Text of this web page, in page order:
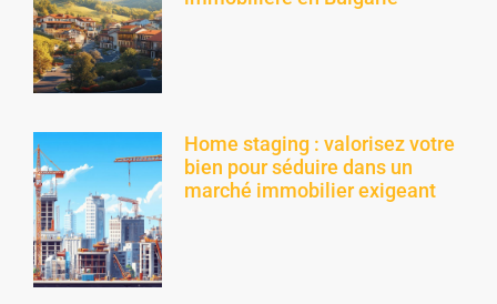
Home staging : valorisez votre
bien pour séduire dans un
marché immobilier exigeant